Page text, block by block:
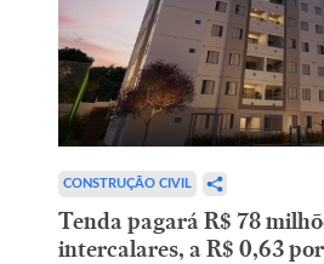
CONSTRUÇÃO CIVIL
Tenda pagará R$ 78
intercalares, a R$ 0,63